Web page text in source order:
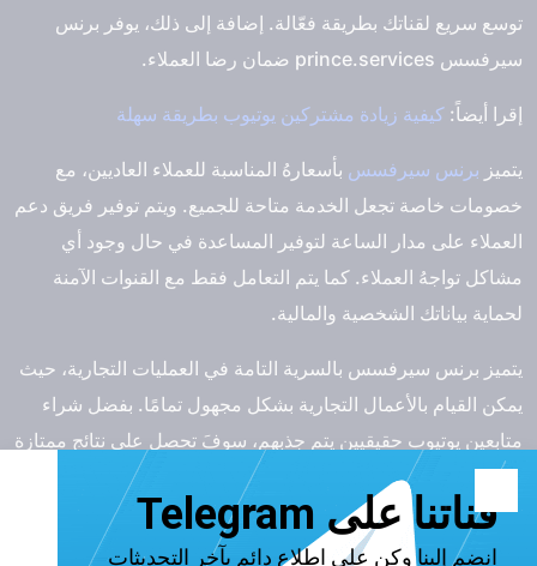
توسع سريع لقناتك بطريقة فعّالة. إضافة إلى ذلك، يوفر برنس
سيرفسس prince.services ضمان رضا العملاء.
إقرا أيضاً: كيفية زيادة مشتركين يوتيوب بطريقة سهلة
يتميز برنس سيرفسس بأسعارهُ المناسبة للعملاء العاديين، مع
خصومات خاصة تجعل الخدمة متاحة للجميع. ويتم توفير فريق دعم
العملاء على مدار الساعة لتوفير المساعدة في حال وجود أي
مشاكل تواجهُ العملاء. كما يتم التعامل فقط مع القنوات الآمنة
لحماية بياناتك الشخصية والمالية.
يتميز برنس سيرفسس بالسرية التامة في العمليات التجارية، حيث
يمكن القيام بالأعمال التجارية بشكل مجهول تمامًا. بفضل شراء
متابعين يوتيوب حقيقيين يتم جذبهم، سوفَ تحصل على نتائج ممتازة
تجعل قناتك على يوتيوب تنمو بشكل أسرع وأكثر فعاليّة. بشكل
عام، فإن برنس سيرفسس يعدأفضل موقع شراء متابعين يوتيوب
عرب بضمان نتائج رائعة.